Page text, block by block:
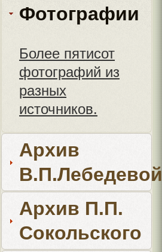
Фотографии
Более пятисот
фотографий из
разных
источников.
Архив
В.П.Лебедевой
Архив П.П.
Сокольского